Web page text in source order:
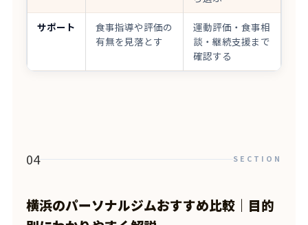
サポート
食事指導や評価の
有無を見落とす
運動評価・食事相
談・継続支援まで
確認する
04 SECTION
横浜のパーソナルジムおすすめ比較｜目的